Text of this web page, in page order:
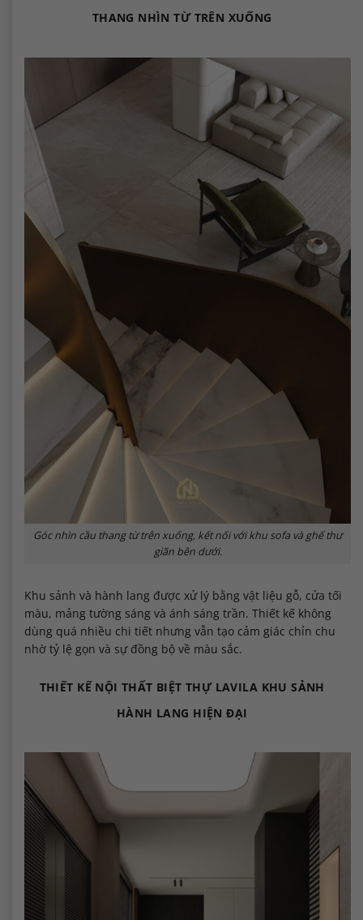
THANG NHÌN TỪ TRÊN XUỐNG
Góc nhìn cầu thang từ trên xuống, kết nối với khu sofa và ghế thư
giãn bên dưới.
Khu sảnh và hành lang được xử lý bằng vật liệu gỗ, cửa tối
màu, mảng tường sáng và ánh sáng trần. Thiết kế không
dùng quá nhiều chi tiết nhưng vẫn tạo cảm giác chỉn chu
nhờ tỷ lệ gọn và sự đồng bộ về màu sắc.
THIẾT KẾ NỘI THẤT BIỆT THỰ LAVILA KHU SẢNH
HÀNH LANG HIỆN ĐẠI